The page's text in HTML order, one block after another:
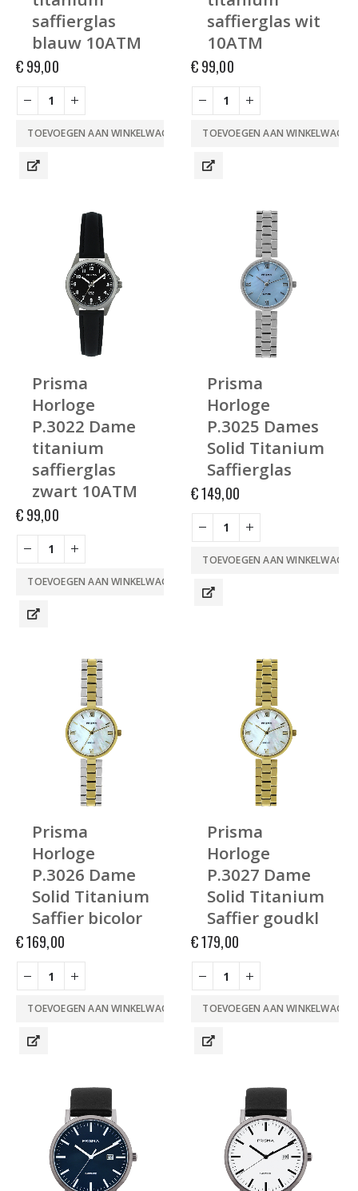
saffierglas
blauw 10ATM
€99,00
TOEVOEGEN AAN WINKELWAGEN
saffierglas wit
10ATM
€99,00
TOEVOEGEN AAN WINKELWAGEN
Prisma
Horloge
P.3022 Dame
titanium
saffierglas
zwart 10ATM
€99,00
TOEVOEGEN AAN WINKELWAGEN
Prisma
Horloge
P.3025 Dames
Solid Titanium
Saffierglas
€149,00
TOEVOEGEN AAN WINKELWAGEN
Prisma
Horloge
P.3026 Dame
Solid Titanium
Saffier bicolor
€169,00
TOEVOEGEN AAN WINKELWAGEN
Prisma
Horloge
P.3027 Dame
Solid Titanium
Saffier goudkl
€179,00
TOEVOEGEN AAN WINKELWAGEN